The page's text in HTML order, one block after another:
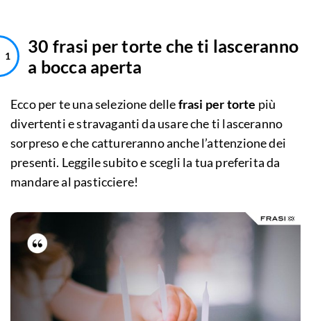
30 frasi per torte che ti lasceranno
a bocca aperta
Ecco per te una selezione dellefrasi per torte più
divertenti e stravaganti da usare che ti lasceranno
sorpreso e che cattureranno anche l’attenzione dei
presenti. Leggile subito e scegli la tua preferita da
mandare al pasticciere!